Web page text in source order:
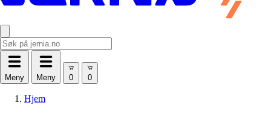
Meny Meny
Hjem